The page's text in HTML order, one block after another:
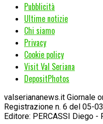
Pubblicità
Ultime notizie
Chi siamo
Privacy
Cookie policy
Visit Val Seriana
DepositPhotos
valseriananews.it Giornale
Registrazione n. 6 del 05-
Editore: PERCASSI Diego -